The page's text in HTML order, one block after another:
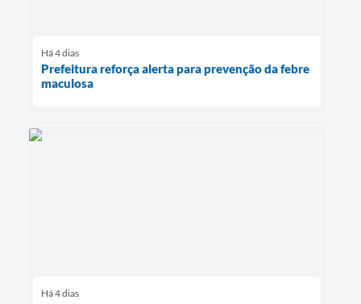
Há 4 dias
Prefeitura reforça alerta para prevenção da febre
maculosa
Há 4 dias